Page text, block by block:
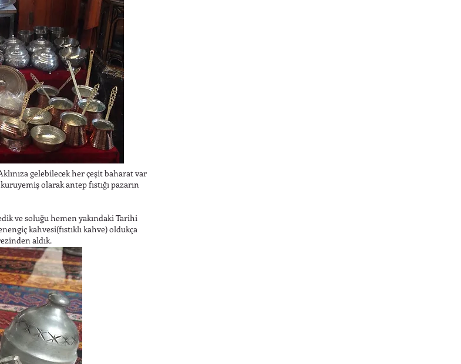
gelebilecek her çeşit baharat var
olarak antep fıstığı pazarın
ve soluğu hemen yakındaki Tarihi
kahvesi(fıstıklı kahve) oldukça
aldık.